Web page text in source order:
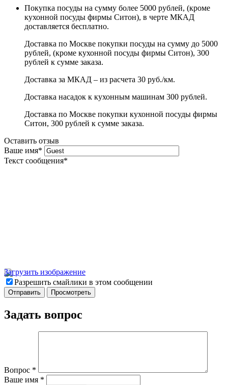
Покупка посуды на сумму более 5000 рублей, (кроме
кухонной посуды фирмы Ситон), в черте МКАД
доставляется бесплатно.
Доставка по Москве покупки посуды на сумму до 5000
рублей, (кроме кухонной посуды фирмы Ситон), 300
рублей к сумме заказа.
Доставка за МКАД – из расчета 30 руб./км.
Доставка насадок к кухонным машинам 300 рублей.
Доставка по Москве покупки кухонной посуды фирмы
Ситон, 300 рублей к сумме заказа.
Оставить отзыв
Ваше имя*
Текст сообщения*
Загрузить изображение
Разрешить смайлики в этом сообщении
Задать вопрос
Вопрос *
Ваше имя *